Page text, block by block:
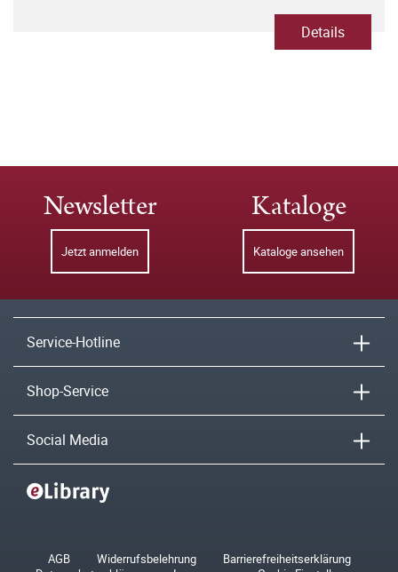
Details
Newsletter
Jetzt anmelden
Kataloge
Kataloge ansehen
Service-Hotline
Shop-Service
Social Media
AGB Widerrufsbelehrung
Barrierefreiheitserklärung